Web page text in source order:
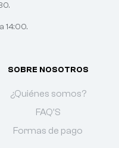
14:00.
SOBRE NOSOTROS
¿Quiénes somos?
FAQ'S
Formas de pago